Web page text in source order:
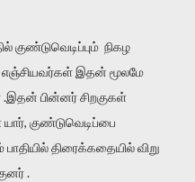
குண்டுவெடிப்பும் நிகழ
எஞ்சியவர்கள் இதன் மூலமே
.இதன் பின்னர் சிறகுகள்
குண்டுவெடிப்பை
திரைக்கதையில் விறு
.